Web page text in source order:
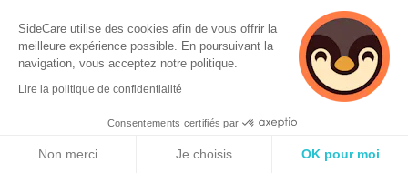
SERVICES ENTREPRISE
Changer de contrat collectif
Assurance sur mesure
SideCare utilise des cookies afin de vous offrir la
meilleure expérience possible. En poursuivant la
navigation, vous acceptez notre politique.
Lire la politique de confidentialité
Consentements certifiés par
Non merci Je choisis OK pour moi